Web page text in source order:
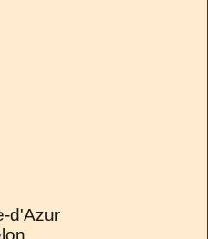
d'Azur